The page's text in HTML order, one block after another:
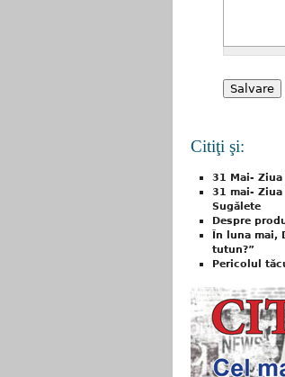
Citiţi şi:
31 Mai- Ziua
31 mai-
Sugălete
Despre
În luna mai,
tutun?”
Pericolul